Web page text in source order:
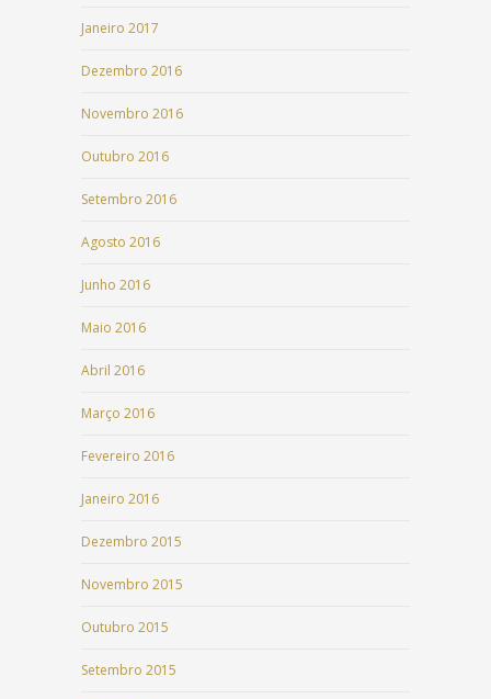
Janeiro 2017
Dezembro 2016
Novembro 2016
Outubro 2016
Setembro 2016
Agosto 2016
Junho 2016
Maio 2016
Abril 2016
Março 2016
Fevereiro 2016
Janeiro 2016
Dezembro 2015
Novembro 2015
Outubro 2015
Setembro 2015